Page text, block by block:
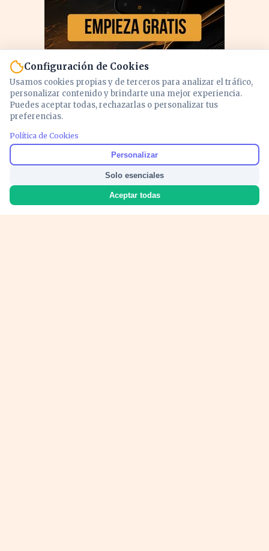
Configuración de Cookies
Usamos cookies propias y de terceros para analizar el tráfico,
personalizar contenido y brindarte una mejor experiencia.
Puedes aceptar todas, rechazarlas o personalizar tus
preferencias.
Política de Cookies
Personalizar
Solo esenciales
Aceptar todas